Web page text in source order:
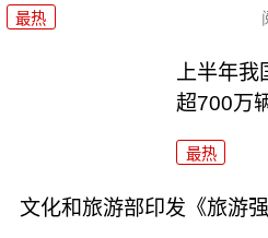
最热
上半年我
超700万
最热
文化和旅游部印发《旅游强